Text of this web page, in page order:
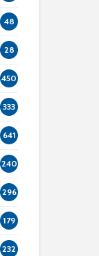
48
28
450
333
641
240
296
179
232